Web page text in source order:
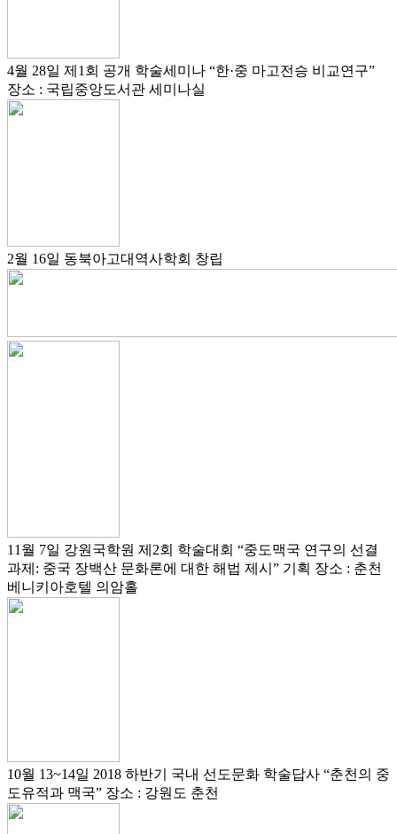
4월 28일 제1회 공개 학술세미나 “한·중 마고전승 비교연구”
장소 : 국립중앙도서관 세미나실
2월 16일 동북아고대역사학회 창립
11월 7일 강원국학원 제2회 학술대회 “중도맥국 연구의 선결
과제: 중국 장백산 문화론에 대한 해법 제시” 기획 장소 : 춘천
베니키아호텔 의암홀
10월 13~14일 2018 하반기 국내 선도문화 학술답사 “춘천의 중
도유적과 맥국” 장소 : 강원도 춘천